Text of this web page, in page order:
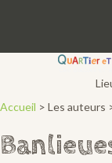
Accueil > Les auteurs